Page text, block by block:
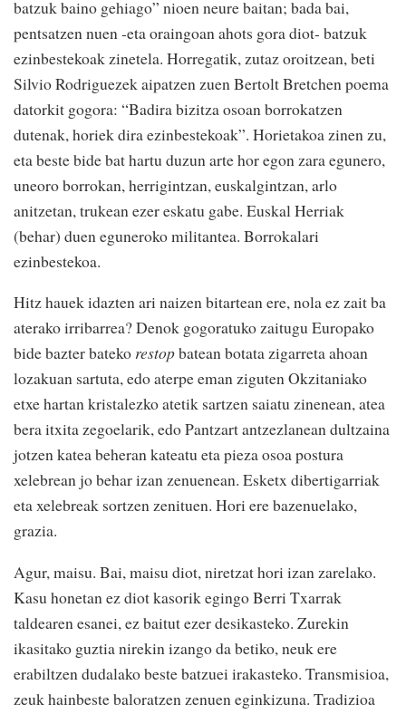
batzuk baino gehiago” nioen neure baitan; bada bai,
pentsatzen nuen -eta oraingoan ahots gora diot- batzuk
ezinbestekoak zinetela. Horregatik, zutaz oroitzean, beti
Silvio Rodriguezek aipatzen zuen Bertolt Bretchen poema
datorkit gogora: “Badira bizitza osoan borrokatzen
dutenak, horiek dira ezinbestekoak”. Horietakoa zinen zu,
eta beste bide bat hartu duzun arte hor egon zara egunero,
uneoro borrokan, herrigintzan, euskalgintzan, arlo
anitzetan, trukean ezer eskatu gabe. Euskal Herriak
(behar) duen eguneroko militantea. Borrokalari
ezinbestekoa.
Hitz hauek idazten ari naizen bitartean ere, nola ez zait ba
aterako irribarrea? Denok gogoratuko zaitugu Europako
bide bazter bateko restopbatean botata zigarreta ahoan
lozakuan sartuta, edo aterpe eman ziguten Okzitaniako
etxe hartan kristalezko atetik sartzen saiatu zinenean, atea
bera itxita zegoelarik, edo Pantzart antzezlanean dultzaina
jotzen katea beheran kateatu eta pieza osoa postura
xelebrean jo behar izan zenuenean. Esketx dibertigarriak
eta xelebreak sortzen zenituen. Hori ere bazenuelako,
grazia.
Agur, maisu. Bai, maisu diot, niretzat hori izan zarelako.
Kasu honetan ez diot kasorik egingo Berri Txarrak
taldearen esanei, ez baitut ezer desikasteko. Zurekin
ikasitako guztia nirekin izango da betiko, neuk ere
erabiltzen dudalako beste batzuei irakasteko. Transmisioa,
zeuk hainbeste baloratzen zenuen eginkizuna. Tradizioa